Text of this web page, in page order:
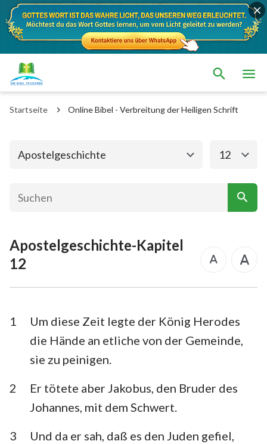
Startseite Online Bibel - Verbreitung der Heiligen Schrift
Apostelgeschichte
Das alte Testament Das neue Testament
Matthäus Markus
Apostelgeschichte
Galater
1. Thessalonicher 2. Thessalonicher
1. Petrus
1. Johannes 2. Johannes
3. Johannes Judas
Offenbarung
12
Apostelgeschichte-Kapitel
12
1
Um diese Zeit legte der König Herodes
die Hände an etliche von der Gemeinde,
sie zu peinigen.
2
Er tötete aber Jakobus, den Bruder des
Johannes, mit dem Schwert.
3
Und da er sah, daß es den Juden gefiel,